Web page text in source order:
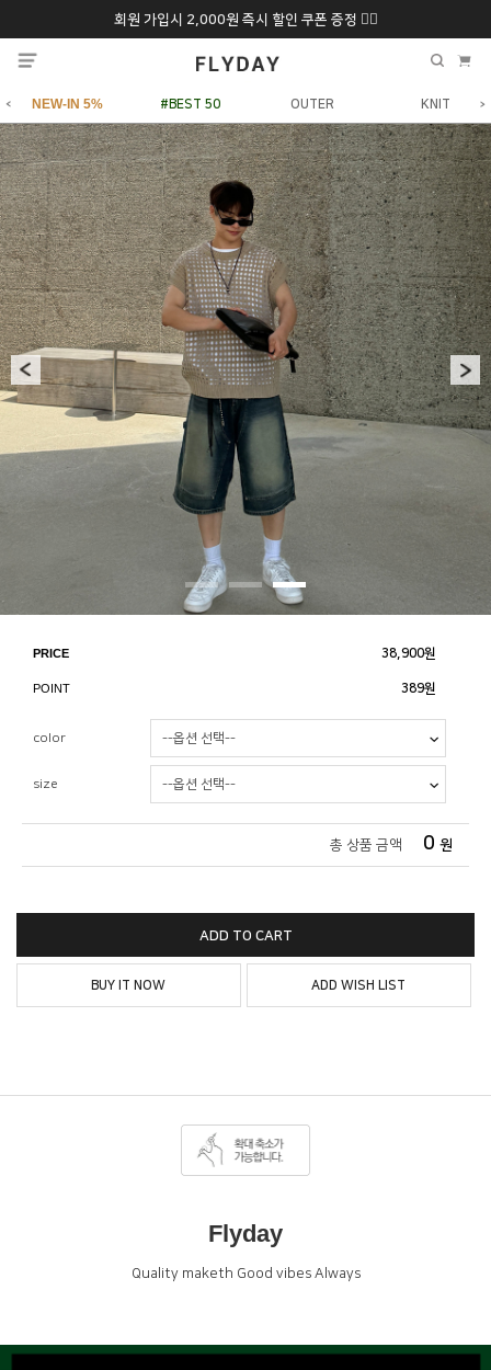
회원 가입시 2,000원 즉시 할인 쿠폰 증정 ❤️‍🔥
추석 특별 할인 10~20% 9/6 화 ~ 9/12월
NEW-IN 5% #BEST 50 OUTER KNIT
PRICE 38,900원
POINT 389원
color
size
총 상품 금액 0 원
ADD TO CART
BUY IT NOW ADD WISH LIST
Flyday
Quality maketh Good vibes Always